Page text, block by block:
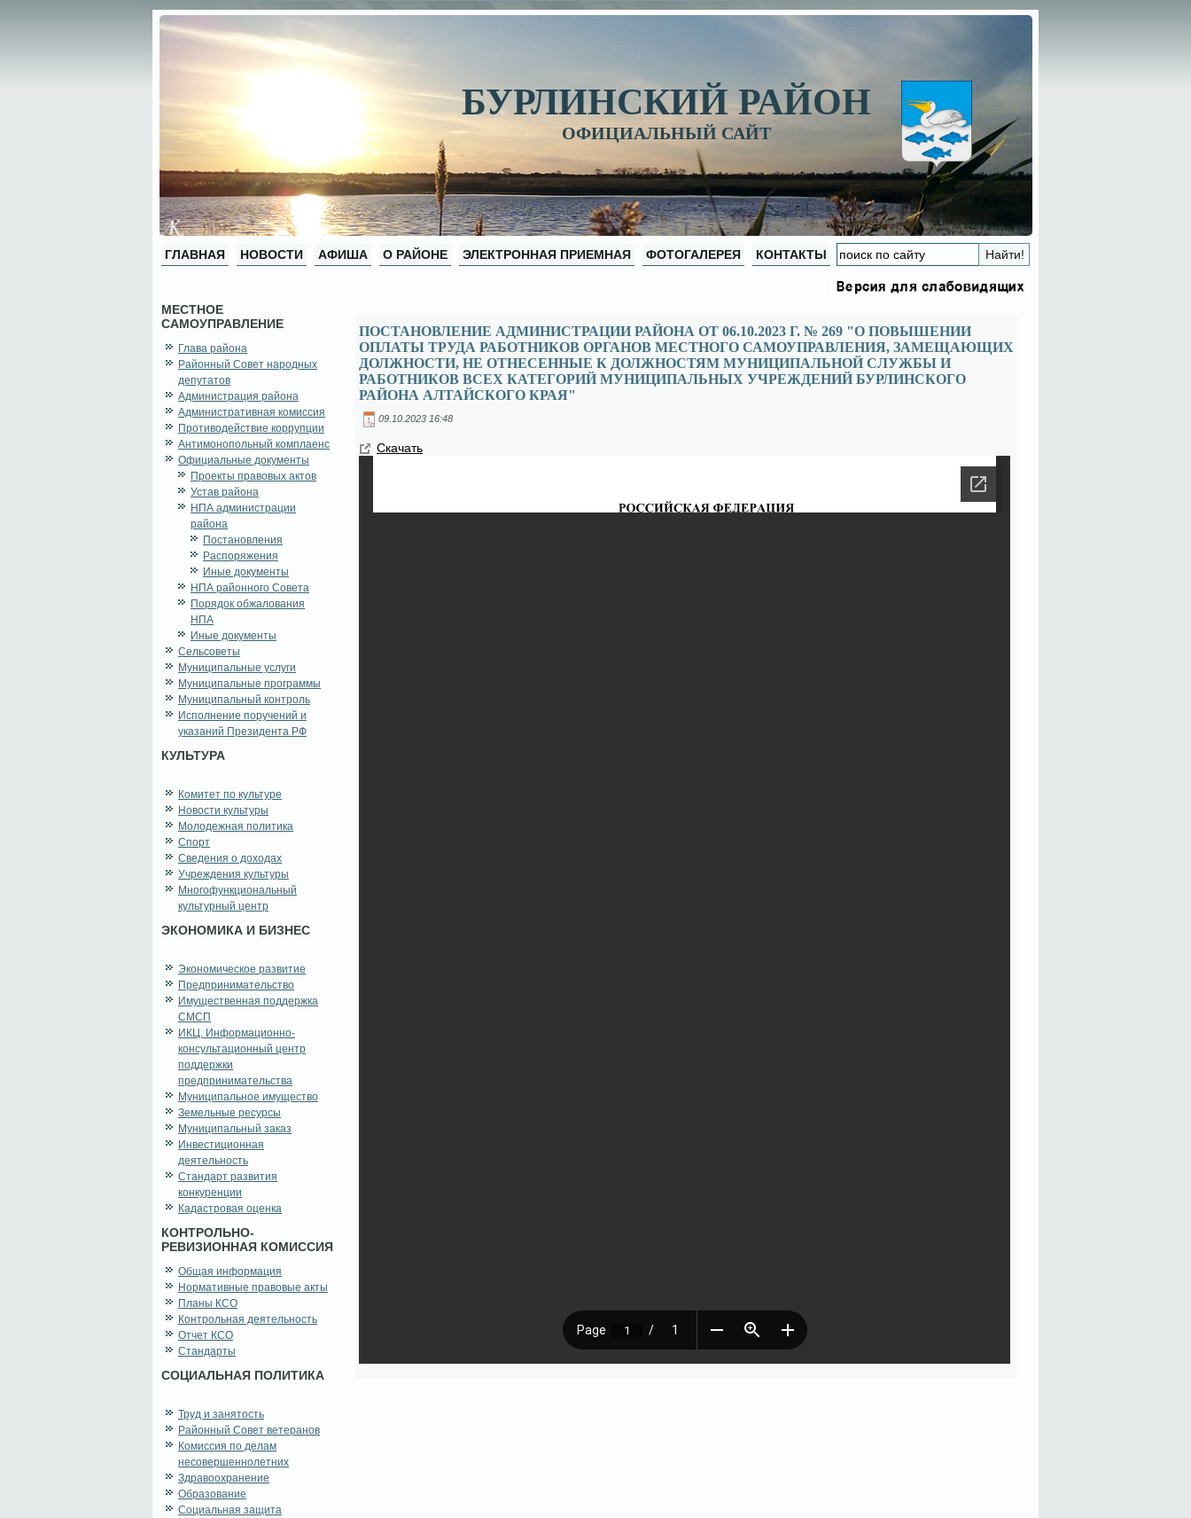
БУРЛИНСКИЙ РАЙОН
ОФИЦИАЛЬНЫЙ САЙТ
ГЛАВНАЯ НОВОСТИ АФИША О РАЙОНЕ ЭЛЕКТРОННАЯ ПРИЕМНАЯ ФОТОГАЛЕРЕЯ КОНТАКТЫ
МЕСТНОЕ
САМОУПРАВЛЕНИЕ
Глава района
Районный Совет народных
депутатов
Администрация района
Административная комиссия
Противодействие коррупции
Антимонопольный комплаенс
Официальные документы
Проекты правовых актов
Устав района
НПА администрации
района
Постановления
Распоряжения
Иные документы
НПА районного Совета
Порядок обжалования
НПА
Иные документы
Сельсоветы
Муниципальные услуги
Муниципальные программы
Муниципальный контроль
Исполнение поручений и
указаний Президента РФ
КУЛЬТУРА
Комитет по культуре
Новости культуры
Молодежная политика
Спорт
Сведения о доходах
Учреждения культуры
Многофункциональный
культурный центр
ЭКОНОМИКА И БИЗНЕС
Экономическое развитие
Предпринимательство
Имущественная поддержка
СМСП
ИКЦ. Информационно-
консультационный центр
поддержки
предпринимательства
Муниципальное имущество
Земельные ресурсы
Муниципальный заказ
Инвестиционная
деятельность
Стандарт развития
конкуренции
Кадастровая оценка
КОНТРОЛЬНО-
РЕВИЗИОННАЯ КОМИССИЯ
Общая информация
Нормативные правовые акты
Планы КСО
Контрольная деятельность
Отчет КСО
Стандарты
СОЦИАЛЬНАЯ ПОЛИТИКА
Труд и занятость
Районный Совет ветеранов
Комиссия по делам
несовершеннолетних
Здравоохранение
Образование
Социальная защита
ПОСТАНОВЛЕНИЕ АДМИНИСТРАЦИИ РАЙОНА ОТ 06.10.2023 Г. № 269 "О ПОВЫШЕНИИ
ОПЛАТЫ ТРУДА РАБОТНИКОВ ОРГАНОВ МЕСТНОГО САМОУПРАВЛЕНИЯ, ЗАМЕЩАЮЩИХ
ДОЛЖНОСТИ, НЕ ОТНЕСЕННЫЕ К ДОЛЖНОСТЯМ МУНИЦИПАЛЬНОЙ СЛУЖБЫ И
РАБОТНИКОВ ВСЕХ КАТЕГОРИЙ МУНИЦИПАЛЬНЫХ УЧРЕЖДЕНИЙ БУРЛИНСКОГО
РАЙОНА АЛТАЙСКОГО КРАЯ"
09.10.2023 16:48
Ска­чать